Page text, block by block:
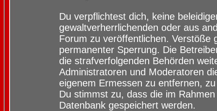
Du verpflichtest dich, keine
gewaltverherrlichenden oder aus
Forum zu veröffentlichen. Verstöße
permanenter Sperrung. Die
die strafverfolgenden Behörden
Administratoren und Moderatoren
eigenem Ermessen zu entfernen,
Du stimmst zu, dass die im
Datenbank gespeichert werden.